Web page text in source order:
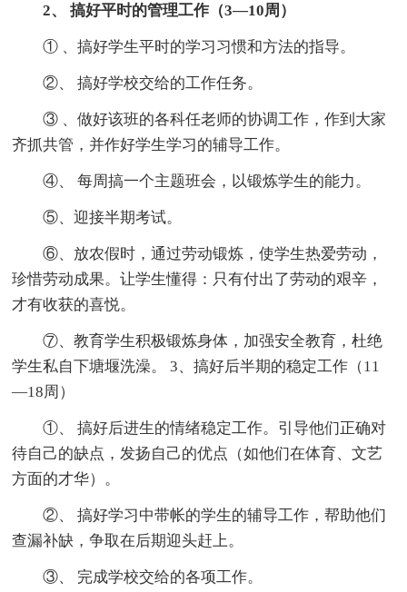
2、 搞好平时的管理工作（3—10周）
① 、搞好学生平时的学习习惯和方法的指导。
②、 搞好学校交给的工作任务。
③ 、做好该班的各科任老师的协调工作，作到大家
齐抓共管，并作好学生学习的辅导工作。
④、 每周搞一个主题班会，以锻炼学生的能力。
⑤、迎接半期考试。
⑥、放农假时，通过劳动锻炼，使学生热爱劳动，
珍惜劳动成果。让学生懂得：只有付出了劳动的艰辛，
才有收获的喜悦。
⑦、教育学生积极锻炼身体，加强安全教育，杜绝
学生私自下塘堰洗澡。 3、搞好后半期的稳定工作（11
—18周）
①、 搞好后进生的情绪稳定工作。引导他们正确对
待自己的缺点，发扬自己的优点（如他们在体育、文艺
方面的才华）。
②、 搞好学习中带帐的学生的辅导工作，帮助他们
查漏补缺，争取在后期迎头赶上。
③、 完成学校交给的各项工作。